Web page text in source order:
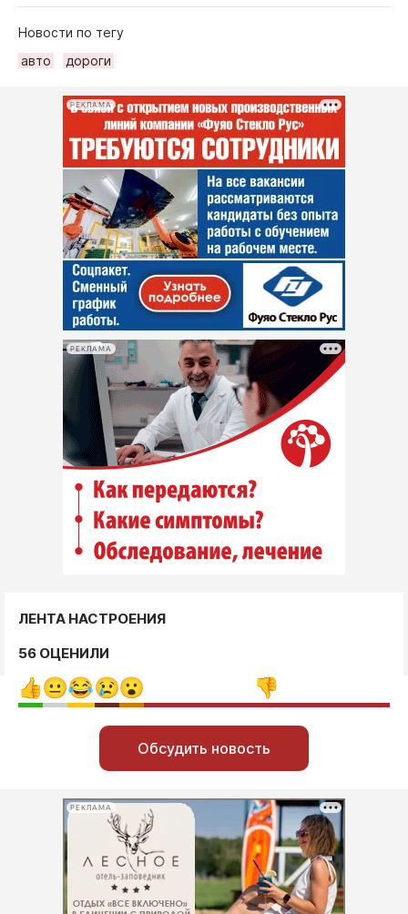
Новости по тегу
авто
дороги
РЕКЛАМА
РЕКЛАМА
ЛЕНТА НАСТРОЕНИЯ
56 ОЦЕНИЛИ
Обсудить новость
РЕКЛАМА